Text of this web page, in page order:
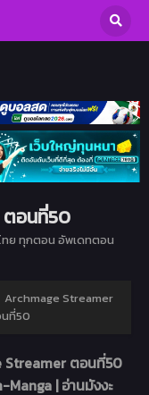
อนที่50
ย ทุกตอน อัพเดทตอน
Archmage Streamer
ที่50
Streamer ตอนที่50
Manga | อ่านมังงะ